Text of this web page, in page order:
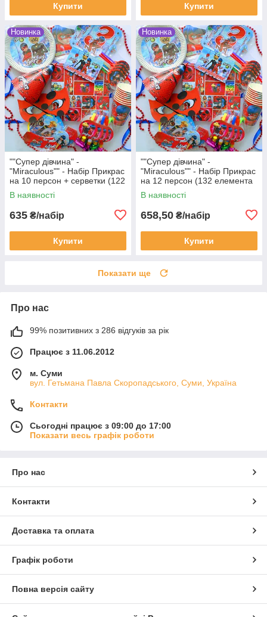
Купити Купити
Новинка
""Супер дівчина" -
"Miraculous"" - Набір Прикрас
на 10 персон + серветки (122
елемента декора)
В наявності
635 ₴/набір
Купити
Новинка
""Супер дівчина" -
"Miraculous"" - Набір Прикрас
на 12 персон (132 елемента
декора)
В наявності
658,50 ₴/набір
Купити
Показати ще
Про нас
99% позитивних з 286 відгуків за рік
Працює з 11.06.2012
м. Суми
вул. Гетьмана Павла Скоропадського, Суми, Україна
Контакти
Сьогодні працює з 09:00 до 17:00
Показати весь графік роботи
Про нас
Контакти
Доставка та оплата
Графік роботи
Повна версія сайту